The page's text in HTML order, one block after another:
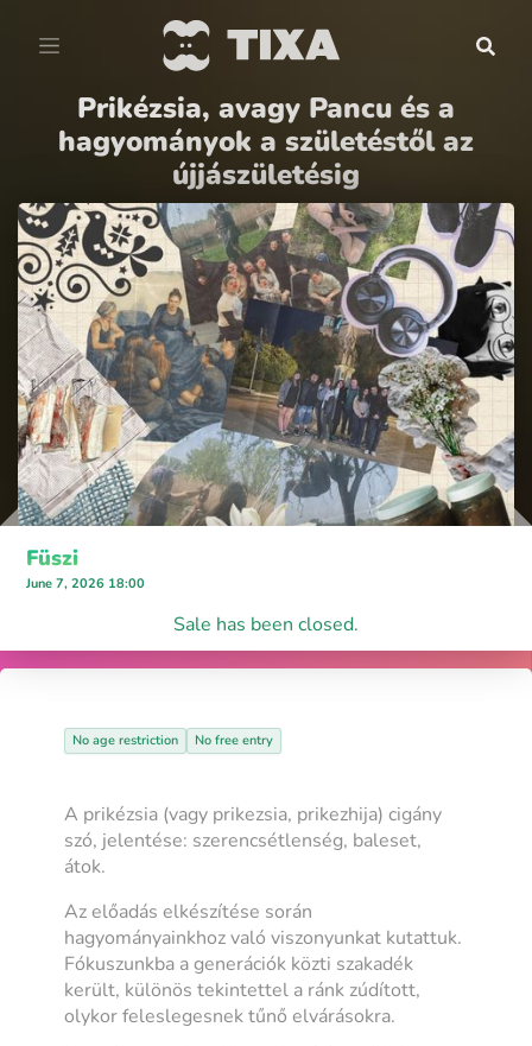
Prikézsia, avagy Pancu és a
hagyományok a születéstől az
újjászületésig
Füszi
June 7, 2026 18:00
Sale has been closed.
No age restriction No free entry
A prikézsia (vagy prikezsia, prikezhija) cigány
szó, jelentése: szerencsétlenség, baleset,
átok.
Az előadás elkészítése során
hagyományainkhoz való viszonyunkat kutattuk.
Fókuszunkba a generációk közti szakadék
került, különös tekintettel a ránk zúdított,
olykor feleslegesnek tűnő elvárásokra.